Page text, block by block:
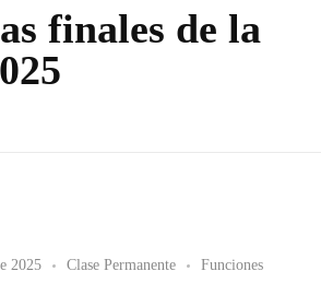
finales de la
2025 Clase Permanente Funciones